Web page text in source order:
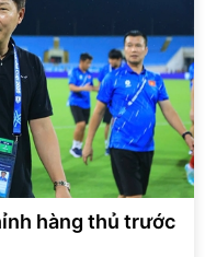
hàng thủ trước